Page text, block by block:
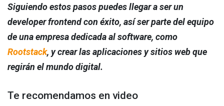
Siguiendo estos pasos puedes llegar a ser un
developer frontend con éxito, así ser parte del equipo
de una empresa dedicada al software, como
Rootstack, y crear las aplicaciones y sitios web que
regirán el mundo digital.
Te recomendamos en video